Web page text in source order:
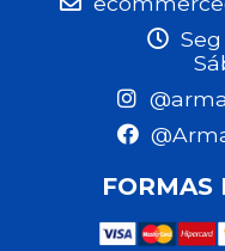
Seg
FORMAS